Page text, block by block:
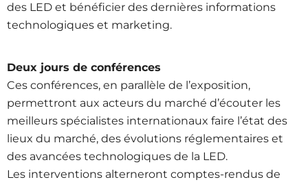
des LED et bénéficier des dernières informations
technologiques et marketing.
Deux jours de conférences
Ces conférences, en parallèle de l’exposition,
permettront aux acteurs du marché d’écouter les
meilleurs spécialistes internationaux faire l’état des
lieux du marché, des évolutions réglementaires et
des avancées technologiques de la LED.
Les interventions alterneront comptes-rendus de